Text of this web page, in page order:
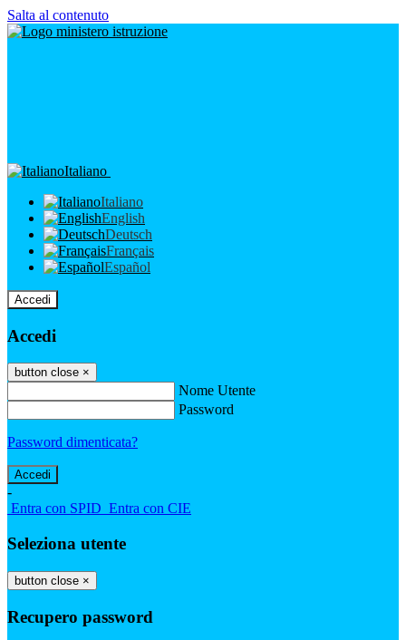
Salta al contenuto
Italiano
Italiano
English
Deutsch
Français
Español
Accedi
Accedi
button close ×
Nome Utente
Password
Password dimenticata?
-
Entra con SPID Entra con CIE
Seleziona utente
button close ×
Recupero password